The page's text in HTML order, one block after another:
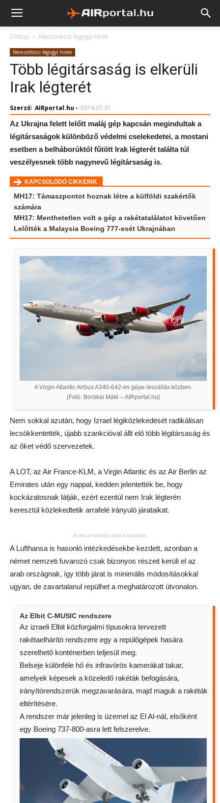
Címlap Nemzetközi légügyi hírek
Nemzetközi légügyi hírek
Több légitársaság is elkerüli
Irak légterét
Szerző: AIRportal.hu - 2014.07.31.
Az Ukrajna felett lelőtt maláj gép kapcsán megindultak a
légitársaságok különböző védelmi cselekedetei, a mostani
esetben a belháborúktól fűtött Irak légterét találta túl
veszélyesnek több nagynevű légitársaság is.
KAPCSOLÓDÓ CIKKEINK
MH17: Támaszpontot hoznak létre a külföldi szakértők
számára
MH17: Menthetetlen volt a gép a rakétatalálatot követően
Lelőtték a Malaysia Boeing 777-esét Ukrajnában
A Virgin Atlantic Airbus A340-642-es gépe leszállás közben.
(Fotó: Borókai Máté – AIRportal.hu)
Nem sokkal azután, hogy Izrael légiközlekedését radikálisan
lecsökkentették, újabb szankcióval állt elő több légitársaság és
az őket védő szervezetek.
A LOT, az Air France-KLM, a Virgin Atlantic és az Air Berlin az
Emirates után egy nappal, kedden jelentették be, hogy
kockázatosnak látják, ezért ezentúl nem Irak légterén
keresztül közlekedtetik arrafelé irányuló járataikat.
A cikk a hirdetés alatt folytatódik.
A Lufthansa is hasonló intézkedésekbe kezdett, azonban a
német nemzeti fuvarozó csak bizonyos részeit kerüli el az
arab országnak, így több járat is minimális módosításokkal
ugyan, de zavartalanul repülhet a meghatározott útvonalon.
Az Elbit C-MUSIC rendszere
Az izraeli Elbit közforgalmi típusokra tervezett
rakétaelhárító rendszere egy a repülőgépek hasára
szerelhető konténerben teljesül meg.
Belseje különféle hő és infravörös kamerákat takar,
amelyek képesek a közeledő rakéták befogására,
irányítórendszerük megzavarására, majd maguk a rakéták
eltérítésére.
A rendszer már jelenleg is üzemel az El Al-nál, elsőként
egy Boeing 737-800-asra lett felszerelve.